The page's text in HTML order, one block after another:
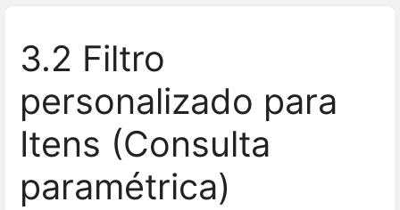
3.2 Filtro
personalizado para
Itens (Consulta
paramétrica)